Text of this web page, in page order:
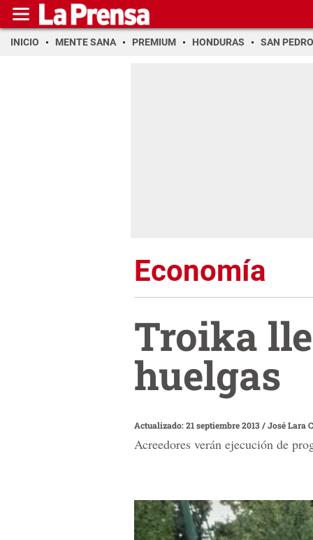
INICIO MENTE SANA PREMIUM HONDURAS SAN PEDRO
Economía
Troika
huelgas
Actualizado: 21 septiembre 2013/José Lara
Acreedores verán ejecución de